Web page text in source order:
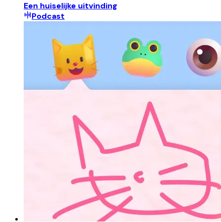
Een huiselijke uitvinding
Podcast